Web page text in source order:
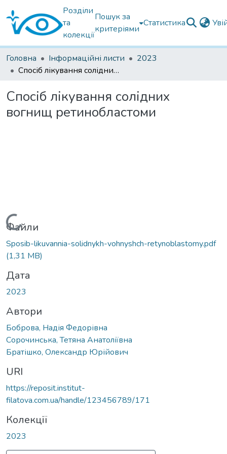
Розділи
та
колекції
Пошук за
критеріями
Статистика
Головна Інформаційні листи
2023
Спосіб лікування солідних вогнищ ретинобластоми
Спосіб лікування солідних
вогнищ ретинобластоми
Вантажиться...
Файли
Sposib-likuvannia-solidnykh-vohnyshch-retynoblastomy.pdf
(1,31 MB)
Дата
2023
Автори
Боброва, Надія Федорівна
Сорочинська, Тетяна Анатоліївна
Братішко, Олександр Юрійович
URI
https://reposit.institut-
filatova.com.ua/handle/123456789/171
Колекції
2023